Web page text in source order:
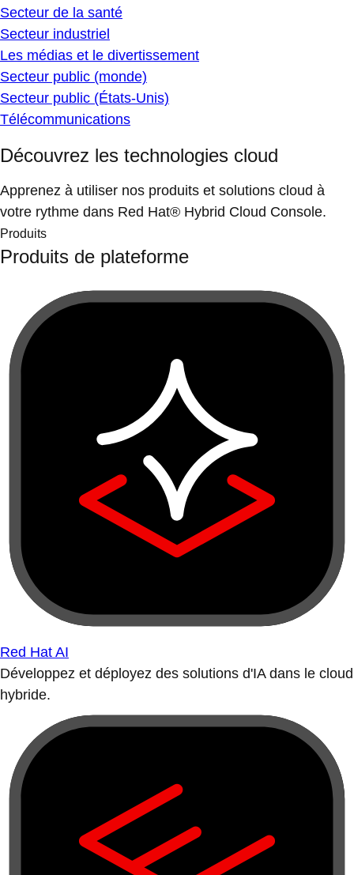
Secteur de la santé
Secteur industriel
Les médias et le divertissement
Secteur public (monde)
Secteur public (États-Unis)
Télécommunications
Découvrez les technologies cloud
Apprenez à utiliser nos produits et solutions cloud à
votre rythme dans Red Hat® Hybrid Cloud Console.
Produits
Produits de plateforme
Red Hat AI
Développez et déployez des solutions d'IA dans le cloud
hybride.